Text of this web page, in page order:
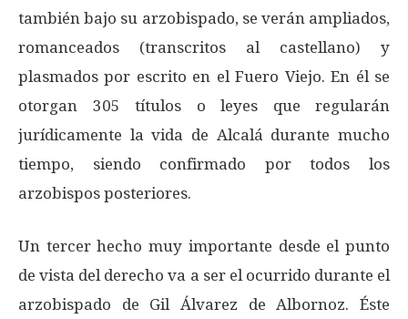
también bajo su arzobispado, se verán ampliados,
romanceados (transcritos al castellano) y
plasmados por escrito en el Fuero Viejo. En él se
otorgan 305 títulos o leyes que regularán
jurídicamente la vida de Alcalá durante mucho
tiempo, siendo confirmado por todos los
arzobispos posteriores.
Un tercer hecho muy importante desde el punto
de vista del derecho va a ser el ocurrido durante el
arzobispado de Gil Álvarez de Albornoz. Éste